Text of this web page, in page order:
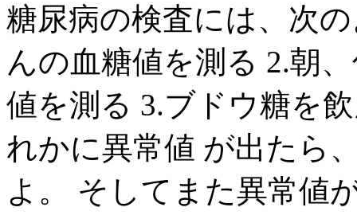
糖尿病の検査には、次
んの血糖値を測る 2.朝
値を測る 3.ブドウ糖を
れかに異常値 が出たら
よ。 そしてまた異常値